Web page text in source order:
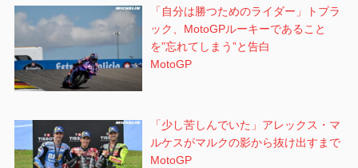
「自分は勝つためのライダー」トプラ
ック、MotoGPルーキーであること
を”忘れてしまう”と告白
MotoGP
「少し苦しんでいた」アレックス・マ
ルケスがマルクの影から抜け出すまで
MotoGP